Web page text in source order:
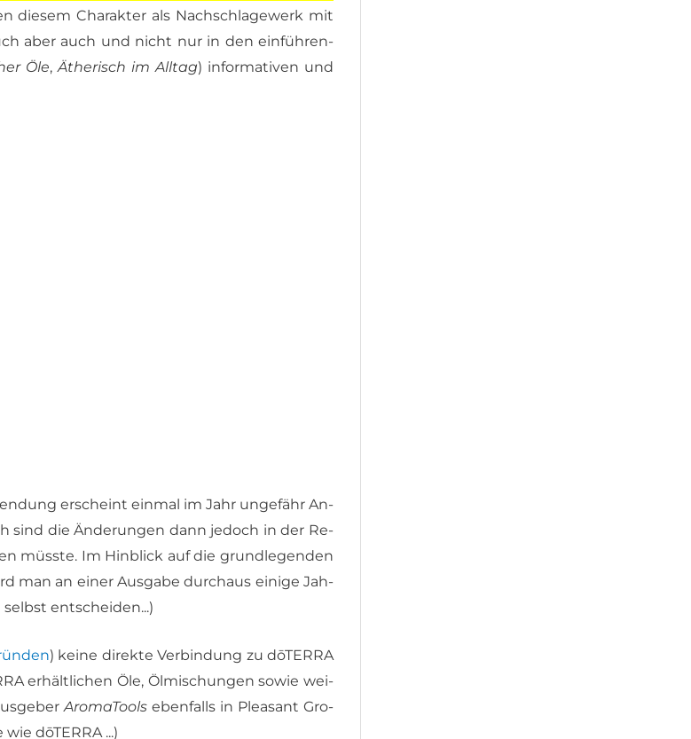
die­sem Cha­rak­ter als Nach­schla­ge­werk mit
aber auch und nicht nur in den ein­füh­ren­
Öle,Äthe­risch im All­tag) in­for­ma­ti­ven und
er­scheint ein­mal im Jahr un­ge­fähr An­
sind die Än­de­run­gen dann je­doch in der Re­
müss­te. Im Hin­blick auf die grund­le­gen­den
man an ei­ner Aus­ga­be durch­aus ei­ni­ge Jah­
ent­schei­den...)
) kei­ne di­rek­te Ver­bin­dung zu dōTERRA
er­hält­li­chen Öle, Öl­mi­schun­gen so­wie wei­
Aro­ma­Toolseben­falls in Plea­sant Gro­
dōTERRA ...)